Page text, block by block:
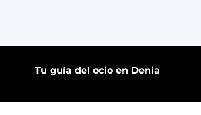
Tu guía del ocio en Denia